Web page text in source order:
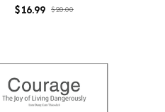
$16.99 $20.00